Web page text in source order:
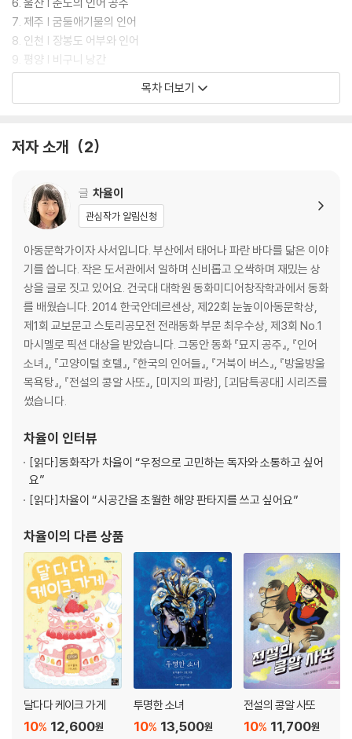
7. 제주 | 굼둘애기물의 인어
8. 인천 | 장봉도 어부와 인어
9. 평양 | 비구니 낭간
10. 『자산어보』 | 인어도감
목차 더보기
저자 소개 2
글 차율이
관심작가 알림신청
아동문학가이자 사서입니다. 부산에서 태어나 파란 바다를 닮은 이야
기를 씁니다. 작은 도서관에서 일하며 신비롭고 오싹하며 재밌는 상
상을 글로 짓고 있어요. 건국대 대학원 동화미디어창작학과에서 동화
를 배웠습니다. 2014 한국안데르센상, 제22회 눈높이아동문학상,
제1회 교보문고 스토리공모전 전래동화 부문 최우수상, 제3회 No.1
마시멜로 픽션 대상을 받았습니다. 그동안 동화 『묘지 공주』, 『인어
소녀』, 『고양이털 호텔』, 『한국의 인어들』, 『거북이 버스』, 『방울방울
목욕탕』, 『전설의 콩알 사또』, [미지의 파랑], [괴담특공대] 시리즈를
썼습니다.
차율이 인터뷰
[읽다]동화작가 차율이 “우정으로 고민하는 독자와 소통하고 싶어
요”
[읽다]차율이 “시공간을 초월한 해양 판타지를 쓰고 싶어요”
차율이 의 다른 상품
달다다 케이크 가게
12,600원
10%
투명한 소녀
13,500원
10%
전설의 콩알 사또
11,700원
10%